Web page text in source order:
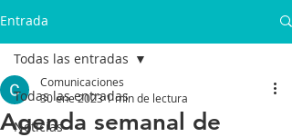
Entrada
Todas las entradas
Noticias
Todas las entradas
Agenda semanal de
Comunicaciones
30 ene 2023 1 min de lectura